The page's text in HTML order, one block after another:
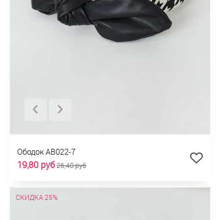
Ободок AB022-7
19,80 руб26,40 руб
СКИДКА 25%